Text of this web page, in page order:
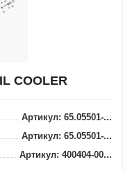
COOLER
Артикул: 65.05501-...
Артикул: 65.05501-...
Артикул: 400404-00...